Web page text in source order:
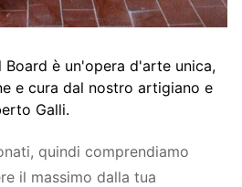
Board è un'opera d'arte unica,
e cura dal nostro artigiano e
Galli.
quindi comprendiamo
il massimo dalla tua